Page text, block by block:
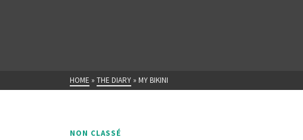
HOME » THE DIARY » MY BIKINI
NON CLASSÉ